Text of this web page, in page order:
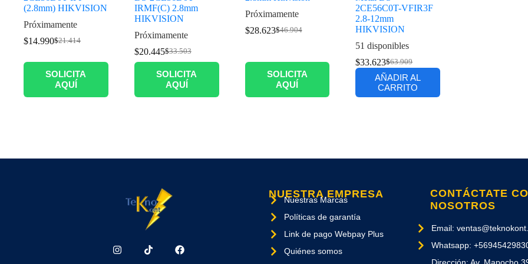
(2.8mm) HIKVISION
Próximamente
$21.414
$14.990
SOLICITA
AQUÍ
IRMF(C) 2.8mm
HIKVISION
Próximamente
$33.503
$20.445
SOLICITA
AQUÍ
Próximamente
$46.904
$28.623
SOLICITA
AQUÍ
2CE56C0T-VFIR3F
2.8-12mm
HIKVISION
51 disponibles
$63.909
$33.623
AÑADIR AL
CARRITO
NUESTRA EMPRESA
Nuestras Marcas
Políticas de garantía
Link de pago Webpay Plus
Quiénes somos
CONTÁCTATE
NOSOTROS
Email:
Whatsapp: